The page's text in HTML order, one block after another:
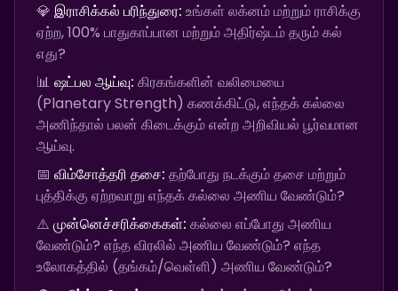
💎 இராசிக்கல் பரிந்துரை: உங்கள் லக்னம் மற்றும் ராசிக்கு
ஏற்ற, 100% பாதுகாப்பான மற்றும் அதிர்ஷ்டம் தரும் கல்
எது?
📊 ஷட்பல ஆய்வு: கிரகங்களின் வலிமையை
(Planetary Strength) கணக்கிட்டு, எந்தக் கல்லை
அணிந்தால் பலன் கிடைக்கும் என்ற அறிவியல் பூர்வமான
ஆய்வு.
📅 விம்சோத்தரி தசை: தற்போது நடக்கும் தசை மற்றும்
புத்திக்கு ஏற்றவாறு எந்தக் கல்லை அணிய வேண்டும்?
⚠️ முன்னெச்சரிக்கைகள்: கல்லை எப்போது அணிய
வேண்டும்? எந்த விரலில் அணிய வேண்டும்? எந்த
உலோகத்தில் (தங்கம்/வெள்ளி) அணிய வேண்டும்?